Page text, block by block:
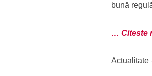
bună
… Citeste
Actualitate